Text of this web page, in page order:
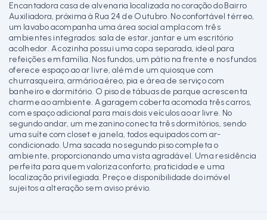
Encantadora casa de alvenaria localizada no coração do Bairro
Auxiliadora, próxima à Rua 24 de Outubro. No confortável térreo,
um lavabo acompanha uma área social ampla com três
ambientes integrados: sala de estar, jantar e um escritório
acolhedor. A cozinha possui uma copa separada, ideal para
refeições em família. Nos fundos, um pátio na frente e nos fundos
oferece espaço ao ar livre, além de um quiosque com
churrasqueira, armário aéreo, pia e área de serviço com
banheiro e dormitório. O piso de tábuas de parque acrescenta
charme ao ambiente. A garagem coberta acomoda três carros,
com espaço adicional para mais dois veículos ao ar livre. No
segundo andar, um mezanino conecta três dormitórios, sendo
uma suíte com closet e janela, todos equipados com ar-
condicionado. Uma sacada no segundo piso completa o
ambiente, proporcionando uma vista agradável. Uma residência
perfeita para quem valoriza conforto, praticidade e uma
localização privilegiada. Preço e disponibilidade do imóvel
sujeitos a alteração sem aviso prévio.